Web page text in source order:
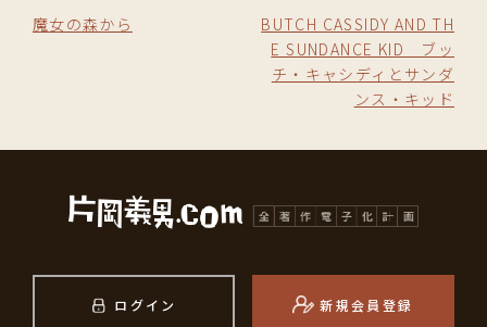
魔女の森から
BUTCH CASSIDY AND TH
E SUNDANCE KID ブッ
チ・キャシディとサンダ
ンス・キッド
ログイン 新規会員登録